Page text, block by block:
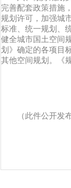
完善配套政策措施
规划许可，加强城
标准、统一规划、
健全城市国土空间
划》确定的各项目
其他空间规划。《
（此件公开发